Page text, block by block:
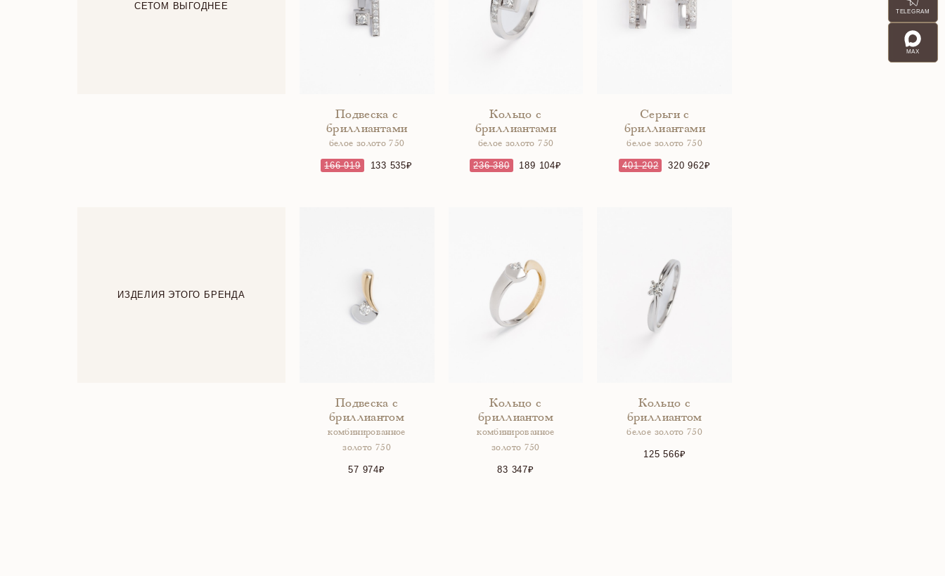
СЕТОМ ВЫГОДНЕЕ
Подвеска с
бриллиантами
белое золото 750
166 919 133 535
Кольцо с
бриллиантами
белое золото 750
236 380 189 104
Серьги с
бриллиантами
белое золото 750
401 202 320 962
ИЗДЕЛИЯ ЭТОГО БРЕНДА
Подвеска с
бриллиантом
комбинированное
золото 750
57 974
Кольцо с
бриллиантом
комбинированное
золото 750
83 347
Кольцо с
бриллиантом
белое золото 750
125 566
TELEGRAM
MAX